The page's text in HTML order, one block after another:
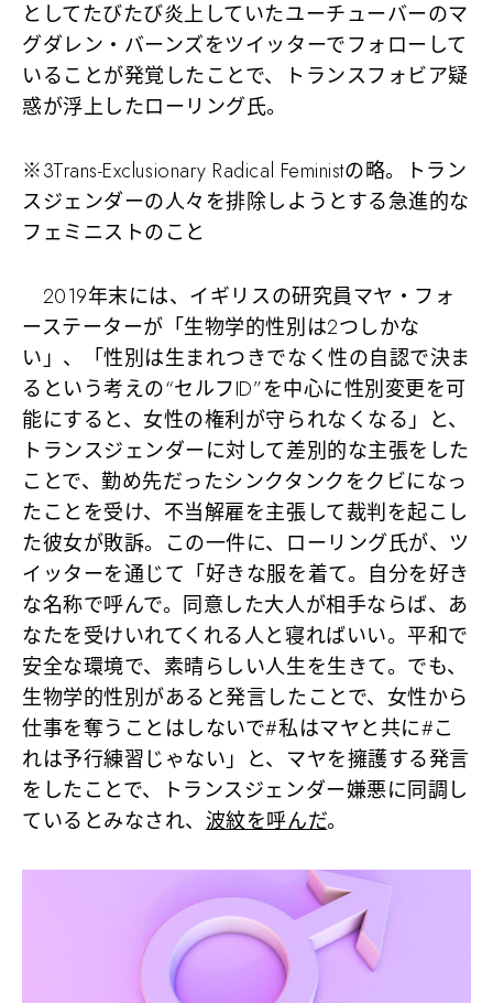
としてたびたび炎上していたユーチューバーのマ
グダレン・バーンズをツイッターでフォローして
いることが発覚したことで、トランスフォビア疑
惑が浮上したローリング氏。
※3Trans-Exclusionary Radical Feministの略。トラン
スジェンダーの人々を排除しようとする急進的な
フェミニストのこと
2019年末には、イギリスの研究員マヤ・フォ
ーステーターが「生物学的性別は2つしかな
い」、「性別は生まれつきでなく性の自認で決ま
るという考えの“セルフID”を中心に性別変更を可
能にすると、女性の権利が守られなくなる」と、
トランスジェンダーに対して差別的な主張をした
ことで、勤め先だったシンクタンクをクビになっ
たことを受け、不当解雇を主張して裁判を起こし
た彼女が敗訴。この一件に、ローリング氏が、ツ
イッターを通じて 「好きな服を着て。自分を好き
な名称で呼んで。同意した大人が相手ならば、あ
なたを受けいれてくれる人と寝ればいい。平和で
安全な環境で、素晴らしい人生を生きて。でも、
生物学的性別があると発言したことで、女性から
仕事を奪うことはしないで#私はマヤと共に#こ
れは予行練習じゃない」 と、マヤを擁護する発言
をしたことで、トランスジェンダー嫌悪に同調し
ているとみなされ、波紋を呼んだ。